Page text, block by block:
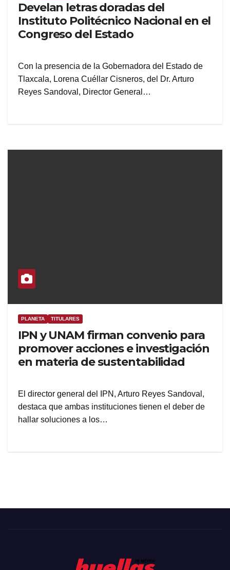
Develan letras doradas del
Instituto Politécnico Nacional en el
Congreso del Estado
Con la presencia de la Gobernadora del Estado de
Tlaxcala, Lorena Cuéllar Cisneros, del Dr. Arturo
Reyes Sandoval, Director General…
PLANETA TITULARES
IPN y UNAM firman convenio para
promover acciones e investigación
en materia de sustentabilidad
El director general del IPN, Arturo Reyes Sandoval,
destaca que ambas instituciones tienen el deber de
hallar soluciones a los…